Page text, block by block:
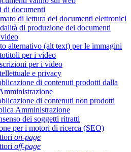
di documenti
di lettura dei documenti elettronici
di produzione dei documenti
alternativo (alt text) per le immagini
per i video
per i video
e privacy
di contenuti prodotti dalla
di contenuti non prodotti
Amministrazione
dei soggetti ritratti
per i motori di ricerca (SEO)
on-page
off-page